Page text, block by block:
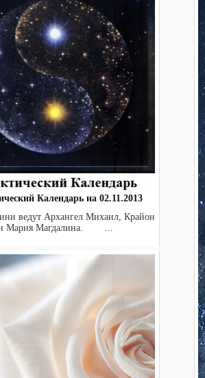
Календарь на 02.11.2013
ведут Архангел Михаил, Крайон
Мария Магдалина. ...